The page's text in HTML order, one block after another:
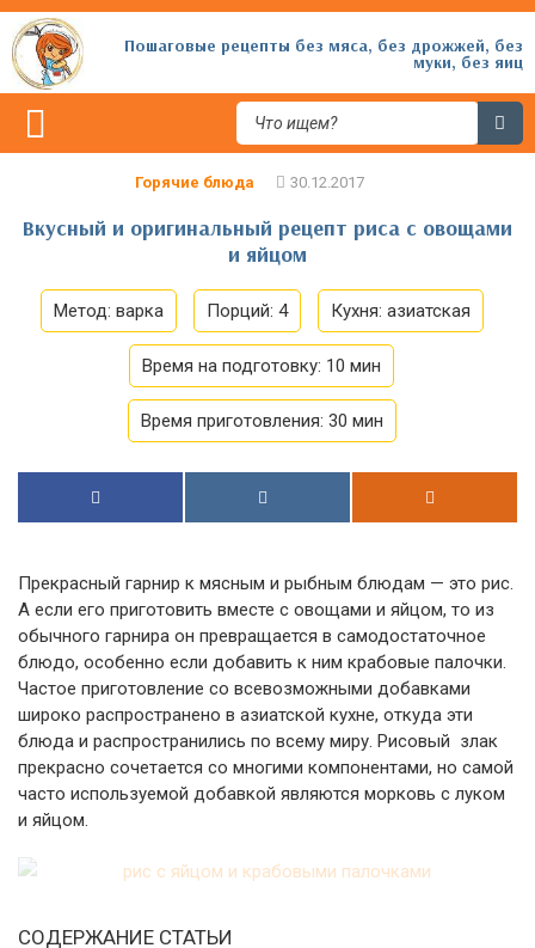
Пошаговые рецепты без мяса, без дрожжей, без
муки, без яиц
Горячие блюда
Вкусный и оригинальный рецепт риса с овощами
и яйцом
Метод: варка Порций: 4 Кухня: азиатская
Время на подготовку: 10 мин
Время приготовления: 30 мин
Прекрасный гарнир к мясным и рыбным блюдам — это рис.
А если его приготовить вместе с овощами и яйцом, то из
обычного гарнира он превращается в самодостаточное
блюдо, особенно если добавить к ним крабовые палочки.
Частое приготовление со всевозможными добавками
широко распространено в азиатской кухне, откуда эти
блюда и распространились по всему миру. Рисовый злак
прекрасно сочетается со многими компонентами, но самой
часто используемой добавкой являются морковь с луком
и яйцом.
СОДЕРЖАНИЕ СТАТЬИ